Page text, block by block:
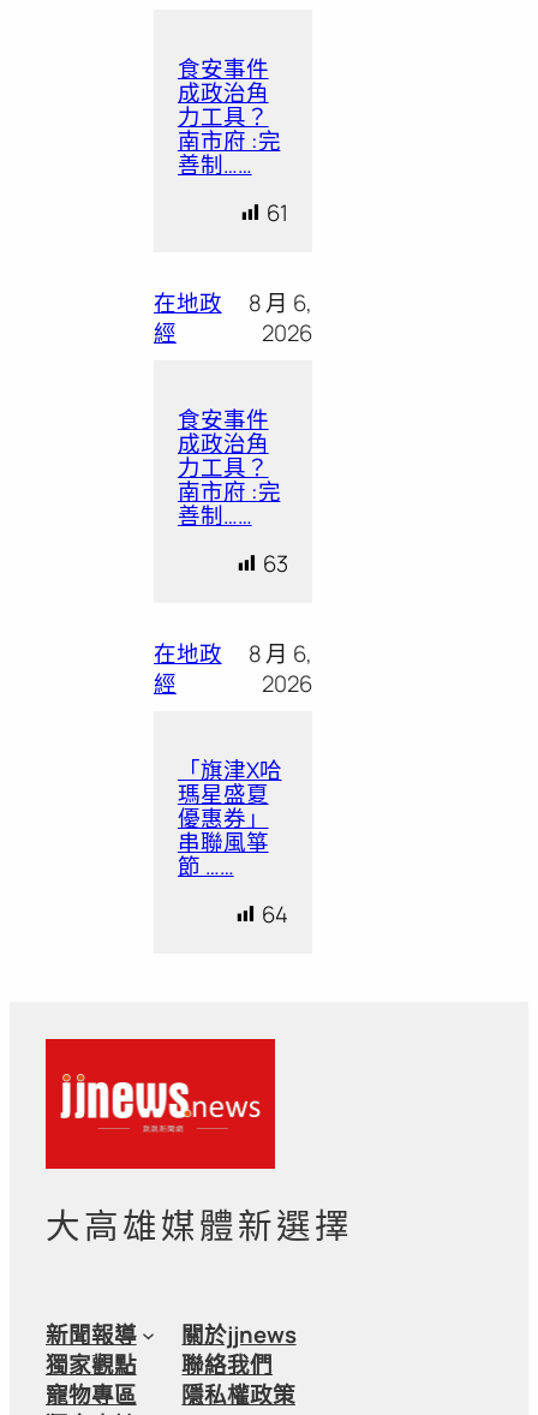
食安事件
成政治角
力工具？
南市府 :完
善制……
61
在地政
經
8 月 6,
2026
食安事件
成政治角
力工具？
南市府 :完
善制……
63
在地政
經
8 月 6,
2026
「旗津X哈
瑪星盛夏
優惠券」
串聯風箏
節 ……
64
大高雄媒體新選擇
新聞報導
獨家觀點
寵物專區
關於jjnews
聯絡我們
隱私權政策